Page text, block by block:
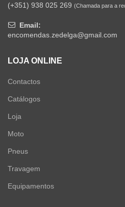
(+351) 938 025 269 (Chamada para a
Email:
encomendas.zedelga@gmail.com
LOJA ONLINE
Contactos
Catálogos
Loja
Moto
Pneus
Travagem
Equipamentos